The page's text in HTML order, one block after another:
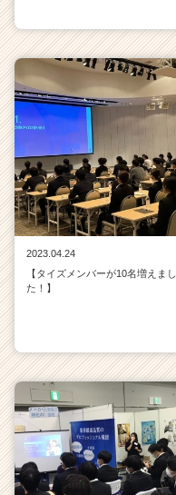
2023.04.24
【タイズメンバーが10名増えまし
た！】